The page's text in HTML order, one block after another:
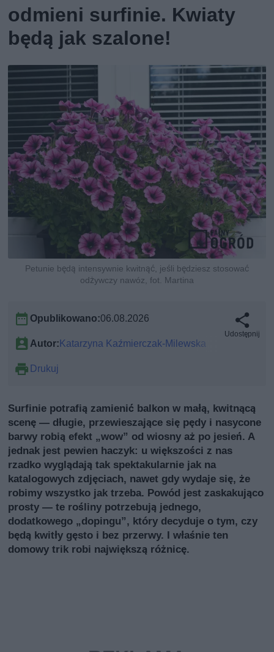
odmieni surfinie. Kwiaty
będą jak szalone!
Petunie będą intensywnie kwitnąć, jeśli będziesz stosować
odżywczy nawóz, fot. Martina
Opublikowano:06.08.2026
Autor:Katarzyna Kaźmierczak-Milewska
Drukuj
Udostępnij
Surfinie potrafią zamienić balkon w małą, kwitnącą
scenę — długie, przewieszające się pędy i nasycone
barwy robią efekt „wow” od wiosny aż po jesień. A
jednak jest pewien haczyk: u większości z nas
rzadko wyglądają tak spektakularnie jak na
katalogowych zdjęciach, nawet gdy wydaje się, że
robimy wszystko jak trzeba. Powód jest zaskakująco
prosty — te rośliny potrzebują jednego,
dodatkowego „dopingu”, który decyduje o tym, czy
będą kwitły gęsto i bez przerwy. I właśnie ten
domowy trik robi największą różnicę.